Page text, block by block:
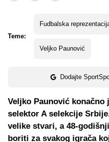
Teme:
Fudbalska
Veljko Paunović
Dodajte
Veljko Paunović
selektor A selekcije
velike stvari, a 48-
boriti za svakog igrača